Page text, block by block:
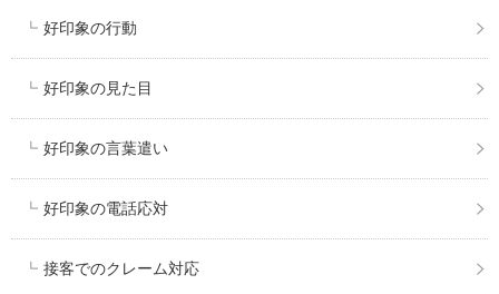
好印象の行動
好印象の見た目
好印象の言葉遣い
好印象の電話応対
接客でのクレーム対応